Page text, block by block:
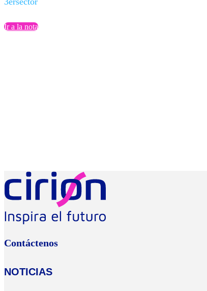
Ir a la nota
Contáctenos
NOTICIAS